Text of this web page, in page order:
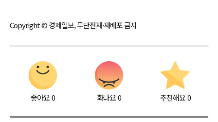
Copyright © 경제일보, 무단전재·재배포 금지
좋아요0 화나요0 추천해요 0